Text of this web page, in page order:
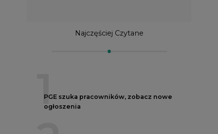
Najczęściej Czytane
1
PGE szuka pracowników, zobacz nowe
ogłoszenia